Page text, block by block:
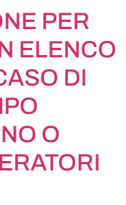
PER
ELENCO
DI
O